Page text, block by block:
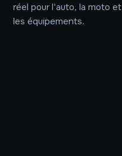
réel pour l'auto, la moto et
les équipements.